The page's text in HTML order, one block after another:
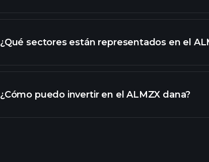
partecipazioni
¿Qué sectores están representados en el
¿Cómo puedo invertir en el ALMZX dana?